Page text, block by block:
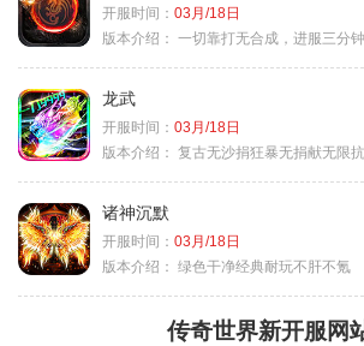
开服时间： 03月/18日
版本介绍： 一切靠打无合成，进服三分钟，好
龙武
开服时间： 03月/18日
版本介绍： 复古无沙捐狂暴无捐献无限
诸神沉默
开服时间： 03月/18日
版本介绍： 绿色干净经典耐玩不肝不氪
传奇世界新开服网